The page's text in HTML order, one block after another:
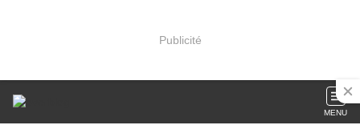
Publicité
MENU